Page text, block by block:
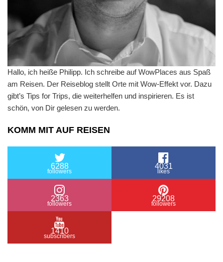
Hallo, ich heiße Philipp. Ich schreibe auf WowPlaces aus Spaß
am Reisen. Der Reiseblog stellt Orte mit Wow-Effekt vor. Dazu
gibt’s Tips for Trips, die weiterhelfen und inspirieren. Es ist
schön, von Dir gelesen zu werden.
KOMM MIT AUF REISEN
6288
followers
4031
likes
2363
followers
29208
followers
1410
subscribers